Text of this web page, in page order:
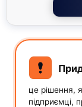
це рішення,
підприємці,